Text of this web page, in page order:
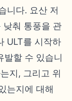
니다. 요산 저
낮춰 통풍을 관
ULT를 시작하
발할 수 있습니
지, 그리고 위
는지에 대해